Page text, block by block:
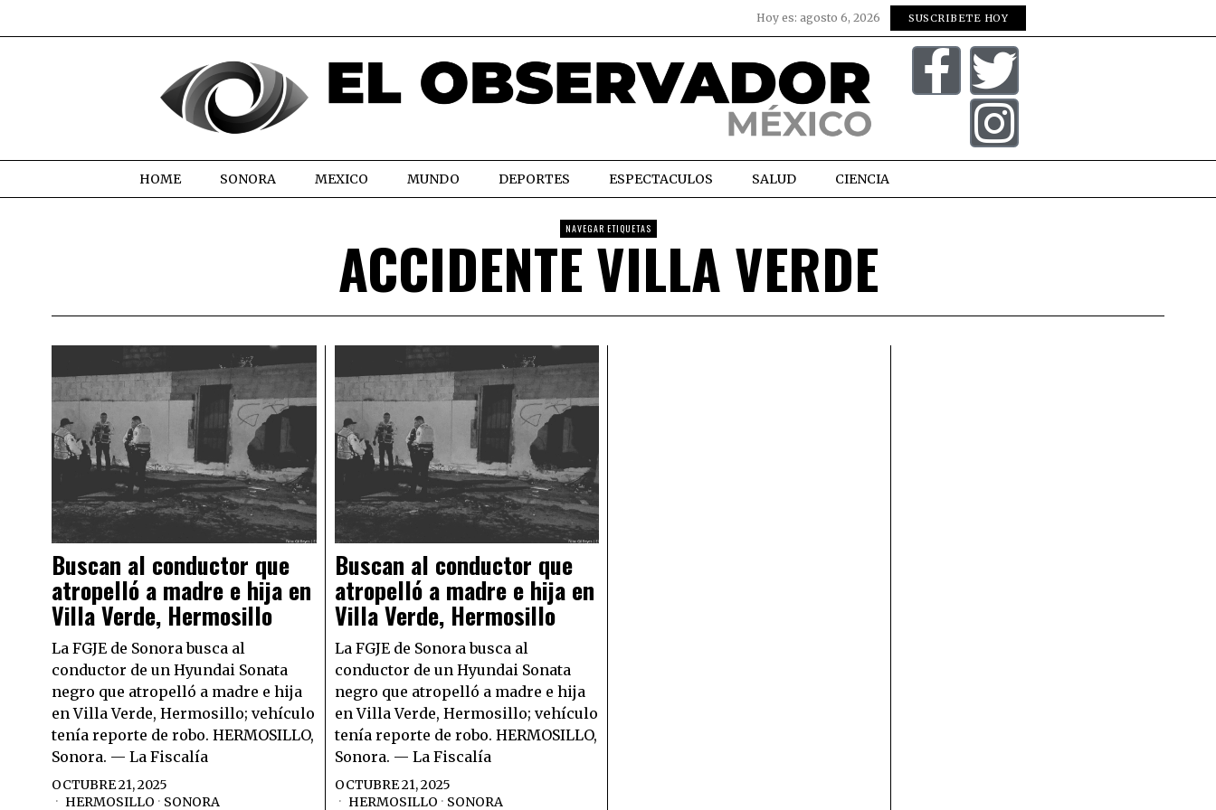
Hoy es: agosto 6, 2026 SUSCRIBETE HOY
HOME SONORA MEXICO MUNDO DEPORTES ESPECTACULOS SALUD CIENCIA
NAVEGAR ETIQUETAS
ACCIDENTE VILLA VERDE
Buscan al conductor que
atropelló a madre e hija en
Villa Verde, Hermosillo
La FGJE de Sonora busca al
conductor de un Hyundai Sonata
negro que atropelló a madre e hija
en Villa Verde, Hermosillo; vehículo
tenía reporte de robo. HERMOSILLO,
Sonora. — La Fiscalía
OCTUBRE 21, 2025
HERMOSILLO · SONORA
Buscan al conductor que
atropelló a madre e hija en
Villa Verde, Hermosillo
La FGJE de Sonora busca al
conductor de un Hyundai Sonata
negro que atropelló a madre e hija
en Villa Verde, Hermosillo; vehículo
tenía reporte de robo. HERMOSILLO,
Sonora. — La Fiscalía
OCTUBRE 21, 2025
HERMOSILLO · SONORA